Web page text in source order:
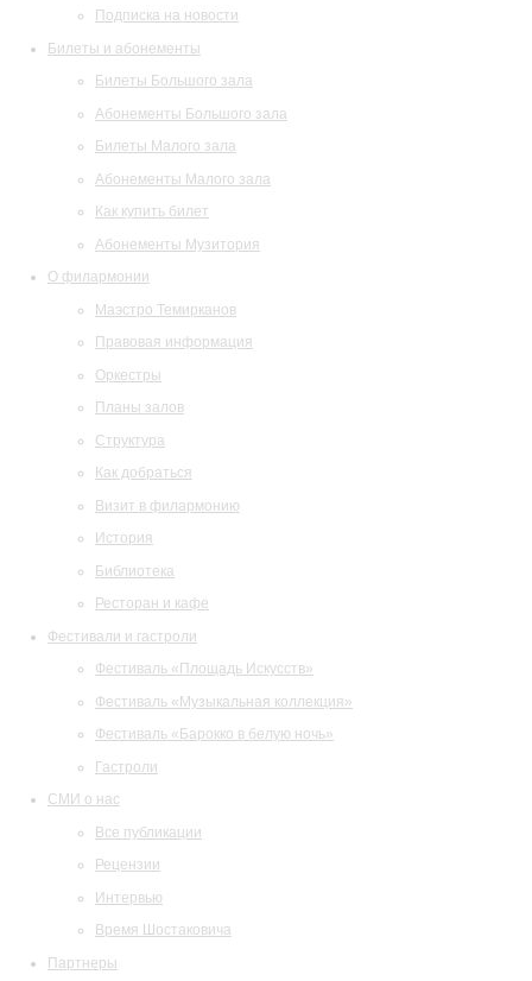
Подписка на новости
Билеты и абонементы
Билеты Большого зала
Абонементы Большого зала
Билеты Малого зала
Абонементы Малого зала
Как купить билет
Абонементы Музитория
О филармонии
Маэстро Темирканов
Правовая информация
Оркестры
Планы залов
Структура
Как добраться
Визит в филармонию
История
Библиотека
Ресторан и кафе
Фестивали и гастроли
Фестиваль «Площадь Искусств»
Фестиваль «Музыкальная коллекция»
Фестиваль «Барокко в белую ночь»
Гастроли
СМИ о нас
Все публикации
Рецензии
Интервью
Время Шостаковича
Партнеры